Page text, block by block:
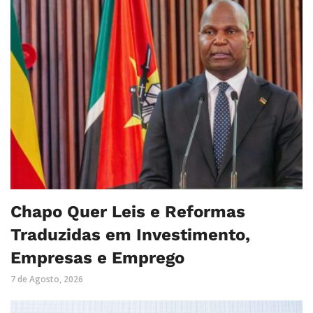
Chapo Quer Leis e Reformas
Traduzidas em Investimento,
Empresas e Emprego
7 de Agosto, 2026